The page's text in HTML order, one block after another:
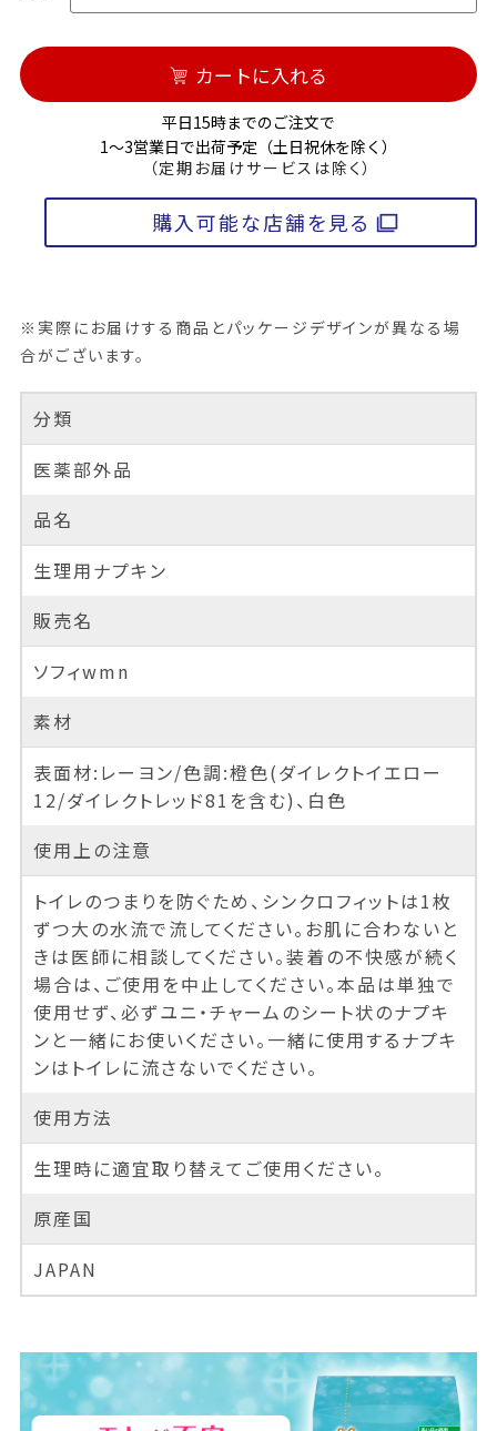
カートに入れる
平日15時までのご注文で
1～3営業日で出荷予定（土日祝休を除く）
（定期お届けサービスは除く）
購入可能な店舗を見る
※実際にお届けする商品とパッケージデザインが異なる場
合がございます。
分類
医薬部外品
品名
生理用ナプキン
販売名
ソフィwmn
素材
表面材:レーヨン/色調:橙色(ダイレクトイエロー
12/ダイレクトレッド81を含む)、白色
使用上の注意
トイレのつまりを防ぐため、シンクロフィットは1枚
ずつ大の水流で流してください。お肌に合わないと
きは医師に相談してください。装着の不快感が続く
場合は、ご使用を中止してください。本品は単独で
使用せず、必ずユニ・チャームのシート状のナプキ
ンと一緒にお使いください。一緒に使用するナプキ
ンはトイレに流さないでください。
使用方法
生理時に適宜取り替えてご使用ください。
原産国
JAPAN